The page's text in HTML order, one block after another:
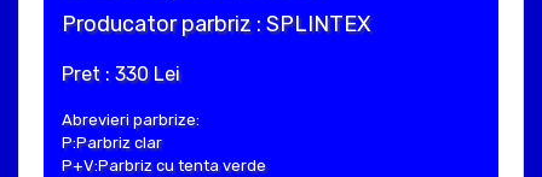
Producator parbriz : SPLINTEX
Pret : 330 Lei
Abrevieri parbrize:
P:Parbriz clar
P+V:Parbriz cu tenta verde